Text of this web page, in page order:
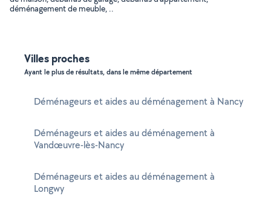
déménagement de meuble, ..
Villes proches
Ayant le plus de résultats, dans le même département
Déménageurs et aides au déménagement à Nancy
Déménageurs et aides au déménagement à
Vandœuvre-lès-Nancy
Déménageurs et aides au déménagement à
Longwy